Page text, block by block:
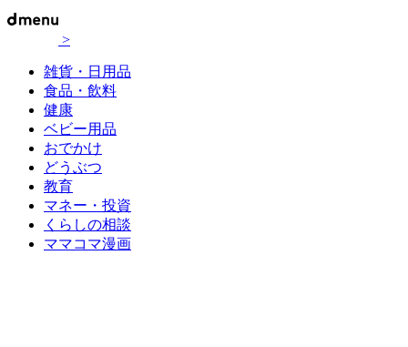
>
雑貨・日用品
食品・飲料
健康
ベビー用品
おでかけ
どうぶつ
教育
マネー・投資
くらしの相談
ママコマ漫画